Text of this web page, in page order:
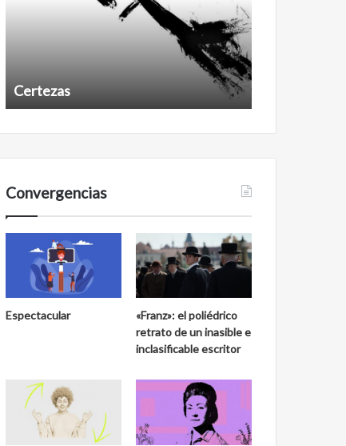
Certezas
Convergencias
Espectacular
«Franz»: el poliédrico
retrato de un inasible e
inclasificable escritor